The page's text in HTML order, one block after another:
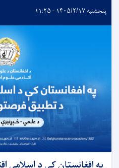
پنجشنبه ۱۴۰۵/۲/۱۷ - ۱۱:۲۵